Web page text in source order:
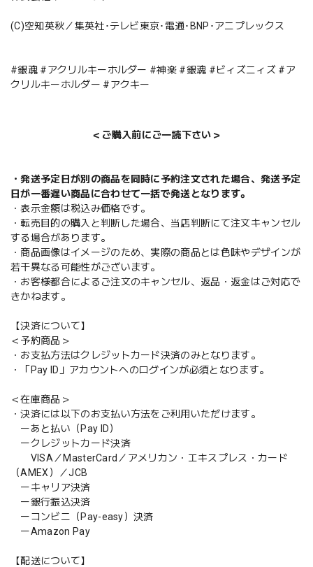
(C)空知英秋／集英社･テレビ東京･電通･BNP･アニプレックス
#銀魂 #アクリルキーホルダー #神楽 #銀魂 #ビィズニィズ #ア
クリルキーホルダー #アクキー
＜ご購入前にご一読下さい＞
・発送予定日が別の商品を同時に予約注文された場合、発送予定
日が一番遅い商品に合わせて一括で発送となります。
・表示金額は税込み価格です。
・転売目的の購入と判断した場合、当店判断にて注文キャンセル
する場合があります。
・商品画像はイメージのため、実際の商品とは色味やデザインが
若干異なる可能性がございます。
・お客様都合によるご注文のキャンセル、返品・返金はご対応で
きかねます。
【決済について】
＜予約商品＞
・お支払方法はクレジットカード決済のみとなります。
・「Pay ID」アカウントへのログインが必須となります。
＜在庫商品＞
・決済には以下のお支払い方法をご利用いただけます。
ーあと払い（Pay ID）
ークレジットカード決済
VISA／MasterCard／アメリカン・エキスプレス・カード
（AMEX）／JCB
ーキャリア決済
ー銀行振込決済
ーコンビニ（Pay-easy）決済
ーAmazon Pay
【配送について】